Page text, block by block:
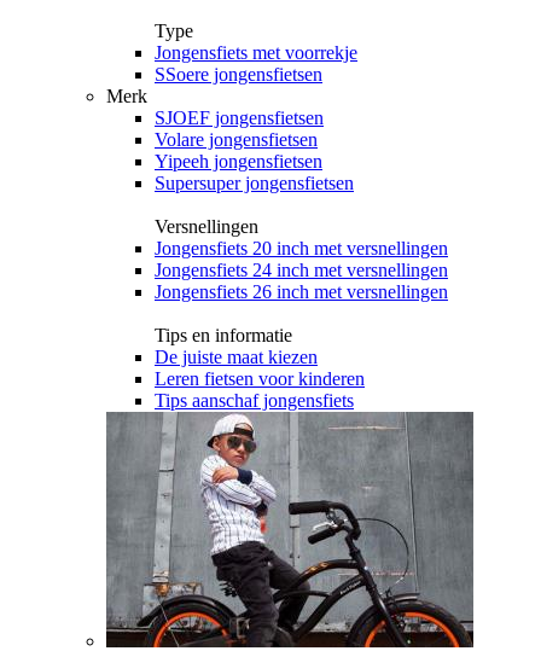
Type
Jongensfiets met voorrekje
SSoere jongensfietsen
Merk
SJOEF jongensfietsen
Volare jongensfietsen
Yipeeh jongensfietsen
Supersuper jongensfietsen
Versnellingen
Jongensfiets 20 inch met versnellingen
Jongensfiets 24 inch met versnellingen
Jongensfiets 26 inch met versnellingen
Tips en informatie
De juiste maat kiezen
Leren fietsen voor kinderen
Tips aanschaf jongensfiets